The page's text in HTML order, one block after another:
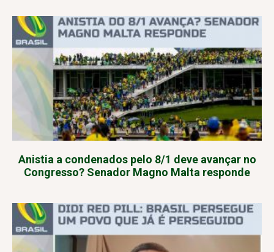
Anistia a condenados pelo 8/1 deve avançar no
Congresso? Senador Magno Malta responde